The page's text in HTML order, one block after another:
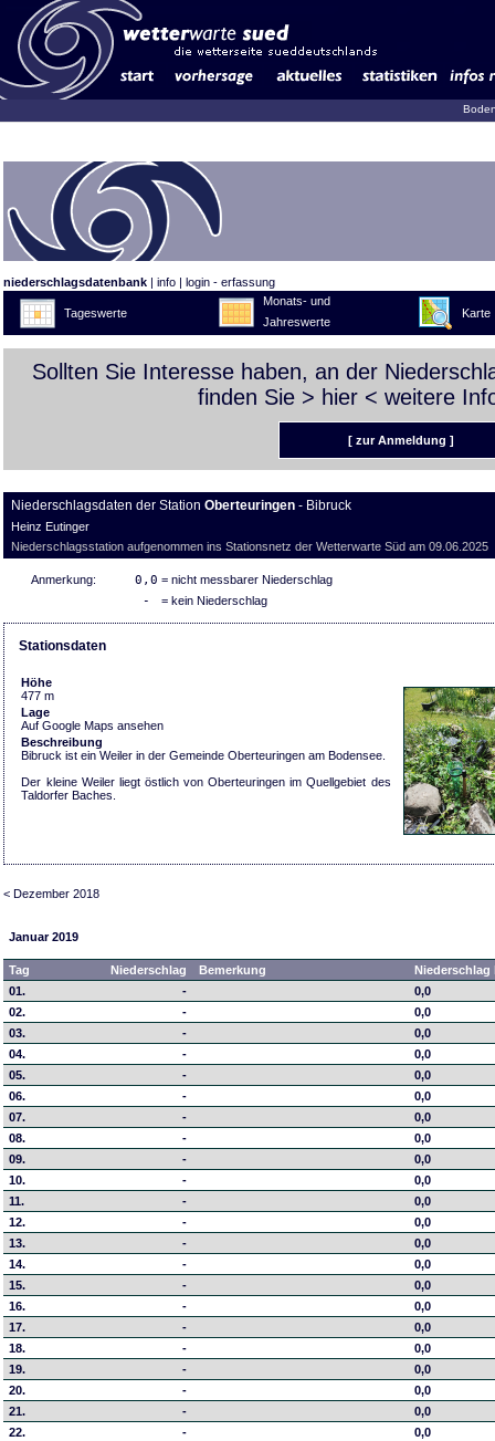
niederschlagsdatenbank | info | login - erfassung
Tageswerte
Monats- und
Jahreswerte
Karte
Sollten Sie Interesse haben, an der
finden Sie > hier < weitere
[ zur Anmeldung ]
Niederschlagsdaten der Station Oberteuringen - Bibruck
Heinz Eutinger
Niederschlagsstation aufgenommen ins Stationsnetz der Wetterwarte Süd am 09.06.2025
Anmerkung: 0,0 = nicht messbarer Niederschlag
- = kein Niederschlag
Stationsdaten
Höhe
477 m
Lage
Auf Google Maps ansehen
Beschreibung
Bibruck ist ein Weiler in der Gemeinde Oberteuringen am Bodensee.
Der kleine Weiler liegt östlich von Oberteuringen im Quellgebiet des
Taldorfer Baches.
< Dezember 2018
Januar 2019
Tag Niederschlag Bemerkung
01.
-
0,0
02.
-
0,0
03.
-
0,0
04.
-
0,0
05.
-
0,0
06.
-
0,0
07.
-
0,0
08.
-
0,0
09.
-
0,0
10.
-
0,0
11.
-
0,0
12.
-
0,0
13.
-
0,0
14.
-
0,0
15.
-
0,0
16.
-
0,0
17.
-
0,0
18.
-
0,0
19.
-
0,0
20.
-
0,0
21.
-
0,0
22.
-
0,0